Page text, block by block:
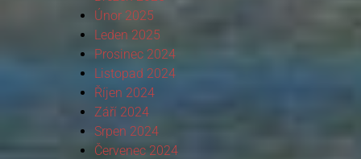
Únor 2025
Leden 2025
Prosinec 2024
Listopad 2024
Říjen 2024
Září 2024
Srpen 2024
Červenec 2024